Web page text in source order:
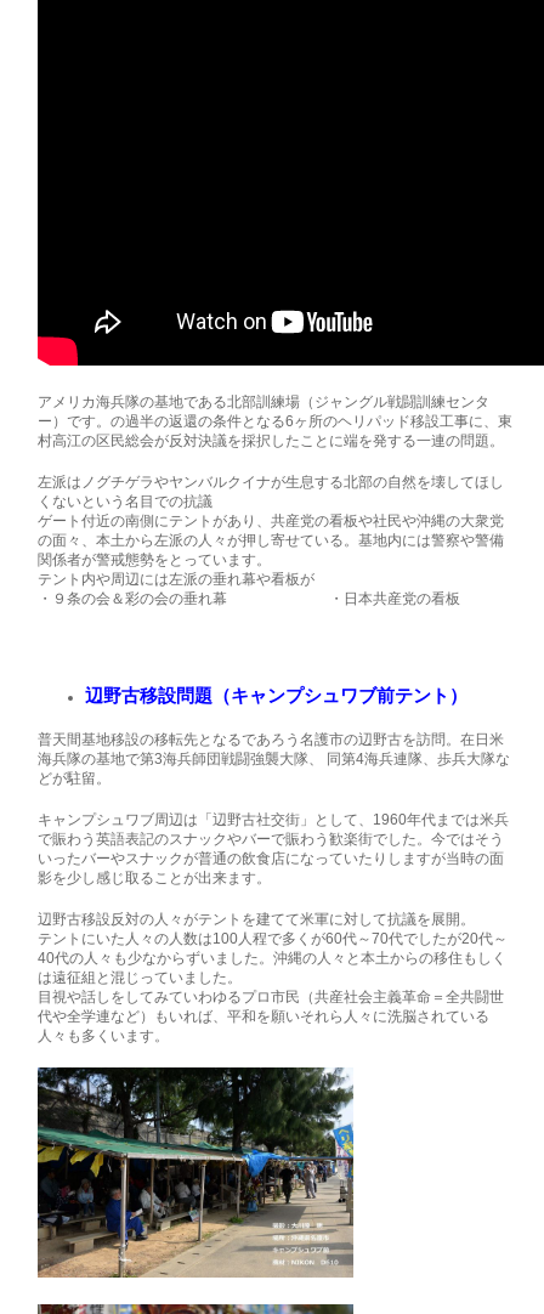
アメリカ海兵隊の基地である北部訓練場（ジャングル戦闘訓練センタ
ー）です。の過半の返還の条件となる6ヶ所のヘリパッド移設工事に、東
村高江の区民総会が反対決議を採択したことに端を発する一連の問題。
左派はノグチゲラやヤンバルクイナが生息する北部の自然を壊してほし
くないという名目での抗議
ゲート付近の南側にテントがあり、共産党の看板や社民や沖縄の大衆党
の面々、本土から左派の人々が押し寄せている。基地内には警察や警備
関係者が警戒態勢をとっています。
テント内や周辺には左派の垂れ幕や看板が
・９条の会＆彩の会の垂れ幕 ・日本共産党の看板
辺野古移設問題（キャンプシュワブ前テント）
普天間基地移設の移転先となるであろう名護市の辺野古を訪問。在日米
海兵隊の基地で第3海兵師団戦闘強襲大隊、 同第4海兵連隊、歩兵大隊な
どが駐留。
キャンプシュワブ周辺は「辺野古社交街」として、1960年代までは米兵
で賑わう英語表記のスナックやバーで賑わう歓楽街でした。今ではそう
いったバーやスナックが普通の飲食店になっていたりしますが当時の面
影を少し感じ取ることが出来ます。
辺野古移設反対の人々がテントを建てて米軍に対して抗議を展開。
テントにいた人々の人数は100人程で多くが60代～70代でしたが20代～
40代の人々も少なからずいました。沖縄の人々と本土からの移住もしく
は遠征組と混じっていました。
目視や話しをしてみていわゆるプロ市民（共産社会主義革命＝全共闘世
代や全学連など）もいれば、平和を願いそれら人々に洗脳されている
人々も多くいます。